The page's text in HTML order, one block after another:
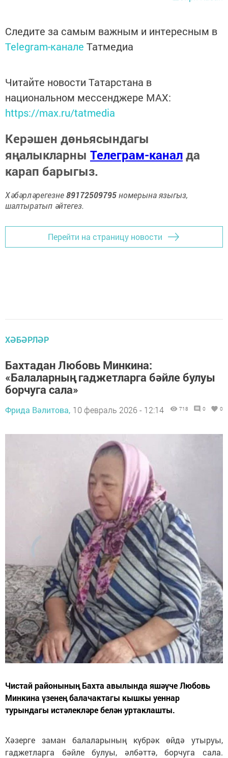
Следите за самым важным и интересным в
Telegram-канале Татмедиа
Читайте новости Татарстана в
национальном мессенджере MАХ:
https://max.ru/tatmedia
Керәшен дөньясындагы
яңалыкларны Телеграм-каналда
карап барыгыз.
Хәбәрләрегезне89172509795номерына языгыз,
шалтыратып әйтегез.
Перейти на страницу новости
ХӘБӘРЛӘР
Бахтадан Любовь Минкина:
«Балаларның гаджетларга бәйле булуы
борчуга сала»
Фрида Вәлитова, 10 февраль 2026 - 12:14 718 0 0
Чистай районының Бахта авылында яшәүче Любовь
Минкина үзенең балачактагы кышкы уеннар
турындагы истәлекләре белән уртаклашты.
Хәзерге заман балаларының күбрәк өйдә утыруы,
гаджетларга бәйле булуы, әлбәттә, борчуга сала.